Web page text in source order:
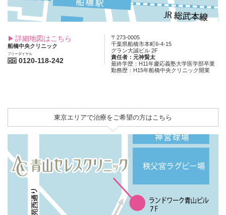
詳細地図はこちら
船橋中央クリニック
フリーダイヤル
0120-118-242
〒273-0005
千葉県船橋市本町6-4-15
グラン大誠ビル 2F
責任者：元神賢太
最終学歴：H11年慶応義塾大学医学部卒業
勤務歴：H15年船橋中央クリニック開業
東京エリアで治療をご希望の方はこちら